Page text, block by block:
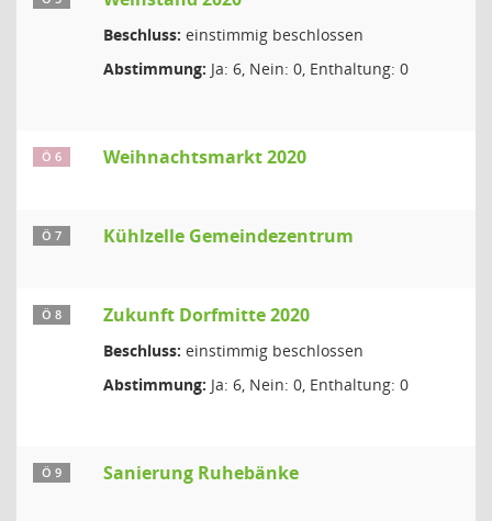
Beschluss: einstimmig beschlossen
Abstimmung: Ja: 6, Nein: 0, Enthaltung: 0
Ö 6 Weihnachtsmarkt 2020
Ö 7 Kühlzelle Gemeindezentrum
Ö 8 Zukunft Dorfmitte 2020
Beschluss: einstimmig beschlossen
Abstimmung: Ja: 6, Nein: 0, Enthaltung: 0
Ö 9 Sanierung Ruhebänke